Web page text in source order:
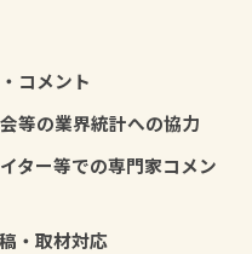
コメント
等の業界統計への協力
ター等での専門家コメン
・取材対応